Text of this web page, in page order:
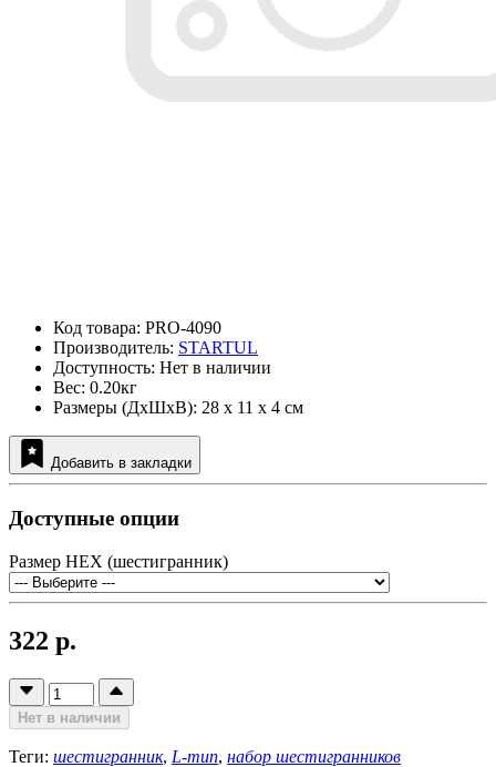
Код товара: PRO-4090
Производитель: STARTUL
Доступность: Нет в наличии
Вес: 0.20кг
Размеры (ДxШxВ): 28 x 11 x 4 см
Добавить в закладки
Доступные опции
Размер HEX (шестигранник)
322 р.
Нет в наличии
Теги: шестигранник, L-тип, набор шестигранников